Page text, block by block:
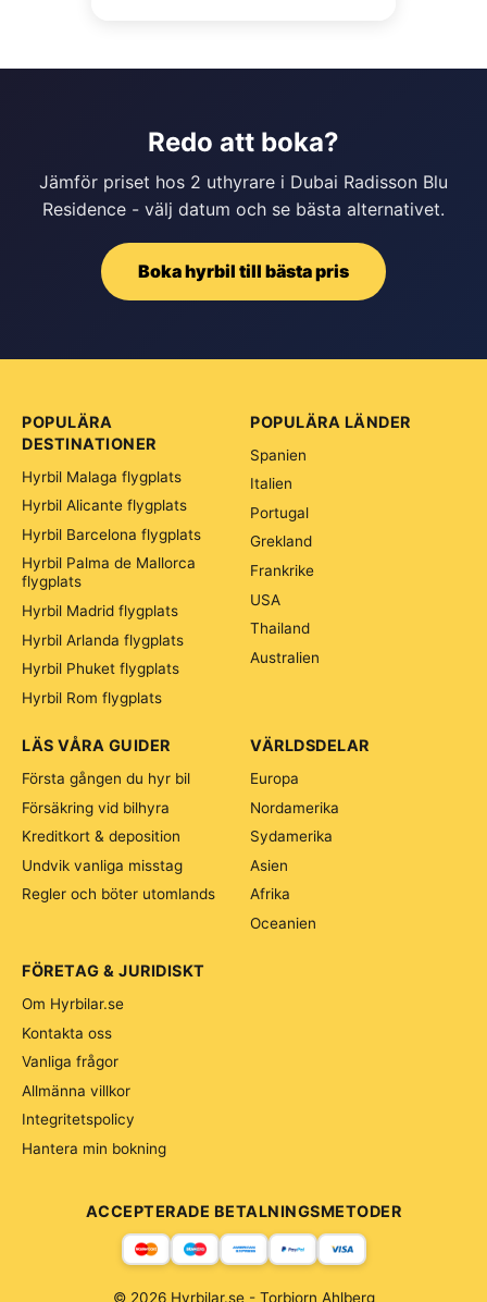
Redo att boka?
Jämför priset hos 2 uthyrare i Dubai Radisson Blu
Residence - välj datum och se bästa alternativet.
Boka hyrbil till bästa pris
POPULÄRA
DESTINATIONER
Hyrbil Malaga flygplats
Hyrbil Alicante flygplats
Hyrbil Barcelona flygplats
Hyrbil Palma de Mallorca
flygplats
Hyrbil Madrid flygplats
Hyrbil Arlanda flygplats
Hyrbil Phuket flygplats
Hyrbil Rom flygplats
POPULÄRA LÄNDER
Spanien
Italien
Portugal
Grekland
Frankrike
USA
Thailand
Australien
VÄRLDSDELAR
Europa
Nordamerika
Sydamerika
Asien
Afrika
Oceanien
LÄS VÅRA GUIDER
Första gången du hyr bil
Försäkring vid bilhyra
Kreditkort & deposition
Undvik vanliga misstag
Regler och böter utomlands
FÖRETAG & JURIDISKT
Om Hyrbilar.se
Kontakta oss
Vanliga frågor
Allmänna villkor
Integritetspolicy
Hantera min bokning
ACCEPTERADE BETALNINGSMETODER
© 2026 Hyrbilar.se - Torbjorn Ahlberg